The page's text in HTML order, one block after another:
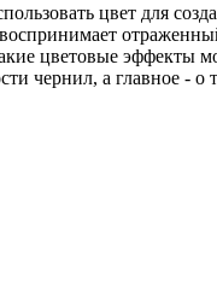
цвет для
цветовые
чернил, а